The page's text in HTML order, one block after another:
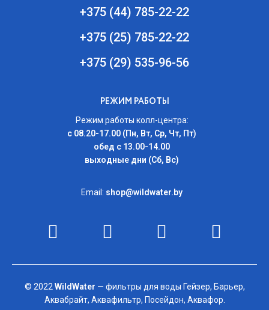
+375 (44) 785-22-22
+375 (25) 785-22-22
+375 (29) 535-96-56
РЕЖИМ РАБОТЫ
Режим работы колл-центра:
с 08.20-17.00 (Пн, Вт, Ср, Чт, Пт)
обед с 13.00-14.00
выходные дни (Сб, Вс)
Email: shop@wildwater.by
© 2022 WildWater — фильтры для воды Гейзер, Барьер,
Аквабрайт, Аквафильтр, Посейдон, Аквафор.